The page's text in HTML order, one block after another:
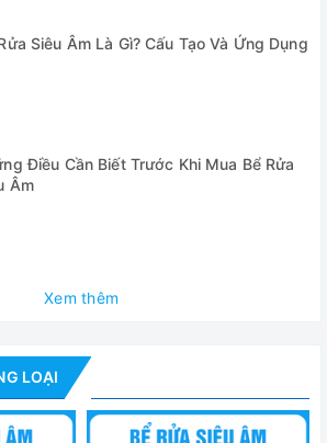
âm.
của tần số như mực nước khác nhau
độ môi trường lên đến 105℃
phía sau
tối đa lên đến 99 phút
bộ cài đặt với nắp, Foot Switch và
Siêu Âm Là Gì? Cấu Tạo Và Ứng Dụng
Điều Cần Biết Trước Khi Mua Bể Rửa
Âm
Xem thêm
LOẠI